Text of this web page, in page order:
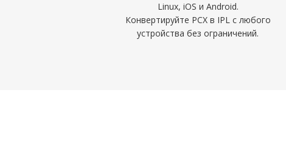
Linux, iOS и Android.
Конвертируйте PCX в IPL с любого
устройства без ограничений.